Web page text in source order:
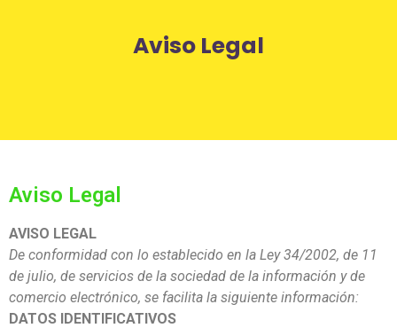
Aviso Legal
Aviso Legal
AVISO LEGAL
De conformidad con lo establecido en la Ley 34/2002, de 11
de julio, de servicios de la sociedad de la información y de
comercio electrónico, se facilita la siguiente información:
DATOS IDENTIFICATIVOS